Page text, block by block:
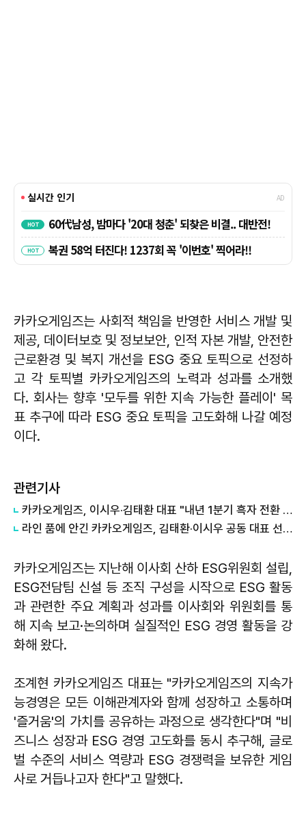
카카오게임즈는 사회적 책임을 반영한 서비스 개발 및
제공, 데이터보호 및 정보보안, 인적 자본 개발, 안전한
근로환경 및 복지 개선을 ESG 중요 토픽으로 선정하
고 각 토픽별 카카오게임즈의 노력과 성과를 소개했
다. 회사는 향후 '모두를 위한 지속 가능한 플레이' 목
표 추구에 따라 ESG 중요 토픽을 고도화해 나갈 예정
이다.
관련기사
카카오게임즈, 이시우·김태환 대표 "내년 1분기 흑자 전환 목표"
라인 품에 안긴 카카오게임즈, 김태환·이시우 공동 대표 선임
카카오게임즈는 지난해 이사회 산하 ESG위원회 설립,
ESG전담팀 신설 등 조직 구성을 시작으로 ESG 활동
과 관련한 주요 계획과 성과를 이사회와 위원회를 통
해 지속 보고·논의하며 실질적인 ESG 경영 활동을 강
화해 왔다.
조계현 카카오게임즈 대표는 "카카오게임즈의 지속가
능경영은 모든 이해관계자와 함께 성장하고 소통하며
'즐거움'의 가치를 공유하는 과정으로 생각한다"며 "비
즈니스 성장과 ESG 경영 고도화를 동시 추구해, 글로
벌 수준의 서비스 역량과 ESG 경쟁력을 보유한 게임
사로 거듭나고자 한다"고 말했다.